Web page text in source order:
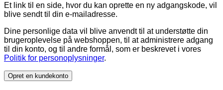
Et link til en side, hvor du kan oprette en ny adgangskode, vil
blive sendt til din e-mailadresse.
Dine personlige data vil blive anvendt til at understøtte din
brugeroplevelse på webshoppen, til at administrere adgang
til din konto, og til andre formål, som er beskrevet i vores
Politik for personoplysninger.
Opret en kundekonto